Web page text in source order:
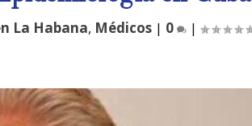
La Habana, Médicos | 0 |